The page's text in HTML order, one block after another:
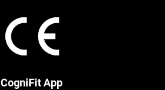
CogniFit App